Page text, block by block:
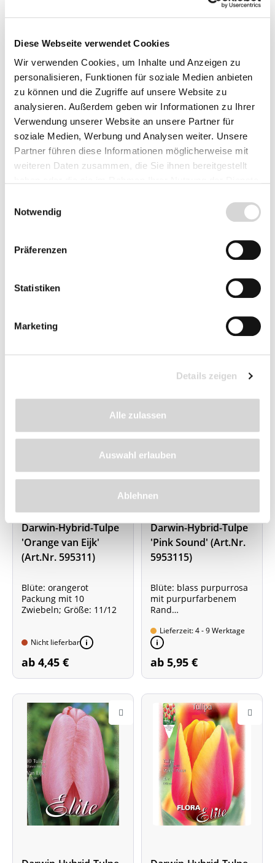
Diese Webseite verwendet Cookies
Wir verwenden Cookies, um Inhalte und Anzeigen zu
personalisieren, Funktionen für soziale Medien anbieten
zu können und die Zugriffe auf unsere Website zu
analysieren. Außerdem geben wir Informationen zu Ihrer
Verwendung unserer Website an unsere Partner für
soziale Medien, Werbung und Analysen weiter. Unsere
Partner führen diese Informationen möglicherweise mit
weiteren Daten zusammen, die Sie ihnen bereitgestellt
Notwendig
Präferenzen
Statistiken
Marketing
Details zeigen
Alle zulassen
Auswahl erlauben
Ablehnen
'Mystic van Eijk'
(Art.Nr. 595312)
Blüte: lachsrosa
Lieferzeit: 4 - 9 Werktage
ab 5,95 €
'Ollioules' (Art.Nr.
Blüte: rosa mit weißem
Zwiebeln; Größe: 11/12
Lieferzeit: 4 - 6 Werktage
Darwin-Hybrid-Tulpe
'Orange van Eijk'
(Art.Nr. 595311)
Blüte: orangerot
Packung mit 10
Zwiebeln; Größe: 11/12
Nicht lieferbar
ab 4,45 €
Darwin-Hybrid-Tulpe
'Pink Sound' (Art.Nr.
5953115)
Blüte: blass purpurrosa
mit purpurfarbenem
Rand
Zwiebeln; Größe: 11/12
Lieferzeit: 4 - 9 Werktage
ab 5,95 €